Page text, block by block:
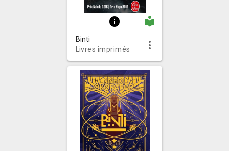
info local_library
Binti
Livres imprimés
more_vert